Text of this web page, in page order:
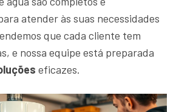
atender às suas necessidades
que cada cliente tem
e nossa equipe está preparada
eficazes.